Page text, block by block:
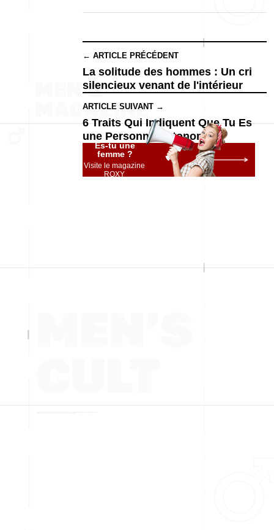
← ARTICLE PRÉCÉDENT
La solitude des hommes : Un cri
silencieux venant de l'intérieur
ARTICLE SUIVANT →
6 Traits Qui Indiquent Que Tu Es
une Personne Autonome
Es-tu une
femme ?
Visite le magazine
ROXY